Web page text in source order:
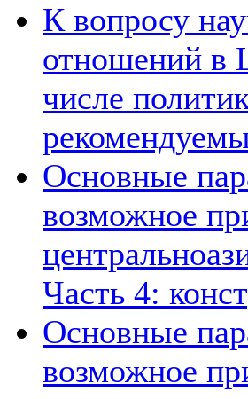
К вопросу
отношений в
числе
Основные
возможное
Часть 4:
Основные
возможное